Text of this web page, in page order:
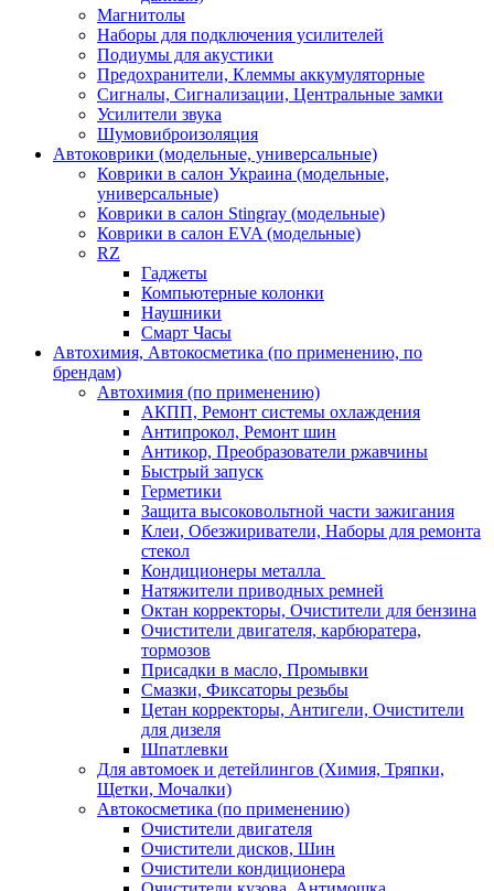
Магнитолы
Наборы для подключения усилителей
Подиумы для акустики
Предохранители, Клеммы аккумуляторные
Сигналы, Сигнализации, Центральные замки
Усилители звука
Шумовиброизоляция
Автоковрики (модельные, универсальные)
Коврики в салон Украина (модельные,
универсальные)
Коврики в салон Stingray (модельные)
Коврики в салон EVA (модельные)
RZ
Гаджеты
Компьютерные колонки
Наушники
Смарт Часы
Автохимия, Автокосметика (по применению, по
брендам)
Автохимия (по применению)
АКПП, Ремонт системы охлаждения
Антипрокол, Ремонт шин
Антикор, Преобразователи ржавчины
Быстрый запуск
Герметики
Защита высоковольтной части зажигания
Клеи, Обезжириватели, Наборы для ремонта
стекол
Кондиционеры металла
Натяжители приводных ремней
Октан корректоры, Очистители для бензина
Очистители двигателя, карбюратера,
тормозов
Присадки в масло, Промывки
Смазки, Фиксаторы резьбы
Цетан корректоры, Антигели, Очистители
для дизеля
Шпатлевки
Для автомоек и детейлингов (Химия, Тряпки,
Щетки, Мочалки)
Автокосметика (по применению)
Очистители двигателя
Очистители дисков, Шин
Очистители кондиционера